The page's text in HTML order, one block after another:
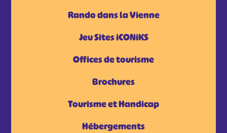
Rando dans la Vienne
Jeu Sites iCONiKS
Offices de tourisme
Brochures
Tourisme et Handicap
Hébergements